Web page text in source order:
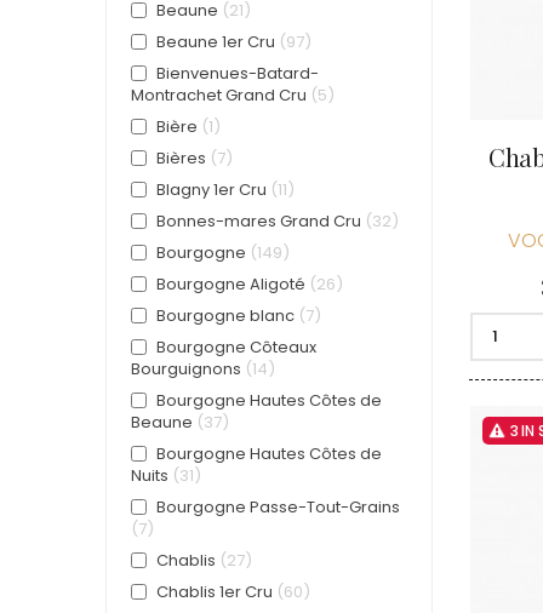
BLAIN
BOULEY
BZIKOT
CELLIER
Beaune 21
Beaune 1er Cru 97
Bienvenues-Batard-
Montrachet Grand Cru 5
Bière 1
Bières 7
Blagny 1er Cru 11
Bonnes-mares Grand Cru 32
Bourgogne 149
Bourgogne Aligoté 26
Bourgogne blanc 7
Bourgogne Côteaux
Bourguignons 14
Bourgogne Hautes Côtes de
Beaune 37
Bourgogne Hautes Côtes de
Nuits 31
Bourgogne Passe-Tout-Grains
7
Chablis 27
Chablis 1er Cru 60
3 IN